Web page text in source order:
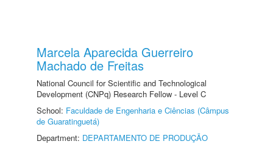
Marcela Aparecida Guerreiro
Machado de Freitas
National Council for Scientific and Technological
Development (CNPq) Research Fellow - Level C
School: Faculdade de Engenharia e Ciências (Câmpus
de Guaratinguetá)
Department: DEPARTAMENTO DE PRODUÇÃO